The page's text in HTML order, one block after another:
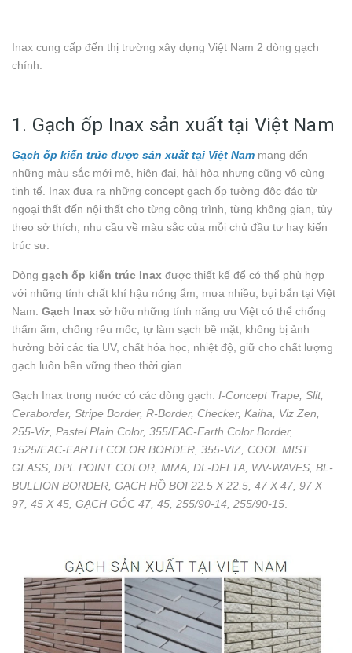
Inax cung cấp đến thị trường xây dựng Việt Nam 2 dòng gạch
chính.
1. Gạch ốp Inax sản xuất tại Việt Nam
Gạch ốp kiến trúc được sản xuất tại Việt Nam mang đến
những màu sắc mới mẻ, hiện đại, hài hòa nhưng cũng vô cùng
tinh tế. Inax đưa ra những concept gạch ốp tường độc đáo từ
ngoại thất đến nội thất cho từng công trình, từng không gian, tùy
theo sở thích, nhu cầu về màu sắc của mỗi chủ đầu tư hay kiến
trúc sư.
Dòng gạch ốp kiến trúc Inax được thiết kế để có thể phù hợp
với những tính chất khí hậu nóng ẩm, mưa nhiều, bụi bẩn tại Việt
Nam. Gạch Inax sở hữu những tính năng ưu Việt có thể chống
thấm ẩm, chống rêu mốc, tự làm sạch bề mặt, không bị ảnh
hưởng bởi các tia UV, chất hóa học, nhiệt độ, giữ cho chất lượng
gạch luôn bền vững theo thời gian.
Gạch Inax trong nước có các dòng gạch: I-Concept Trape, Slit,
Ceraborder, Stripe Border, R-Border, Checker, Kaiha, Viz Zen,
255-Viz, Pastel Plain Color, 355/EAC-Earth Color Border,
1525/EAC-EARTH COLOR BORDER, 355-VIZ, COOL MIST
GLASS, DPL POINT COLOR, MMA, DL-DELTA, WV-WAVES, BL-
BULLION BORDER, GẠCH HỒ BƠI 22.5 X 22.5, 47 X 47, 97 X
97, 45 X 45, GẠCH GÓC 47, 45, 255/90-14, 255/90-15